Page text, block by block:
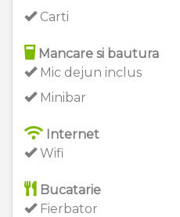
Carti
Mancare si bautura
Mic dejun inclus
Minibar
Internet
Wifi
Bucatarie
Fierbator